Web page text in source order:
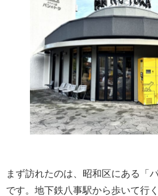
まず訪れたのは、昭和区にある「
です。地下鉄八事駅から歩いて行